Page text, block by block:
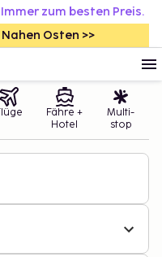
zum besten Preis.
Osten >>
Fähre +
Hotel
Multi-
stop